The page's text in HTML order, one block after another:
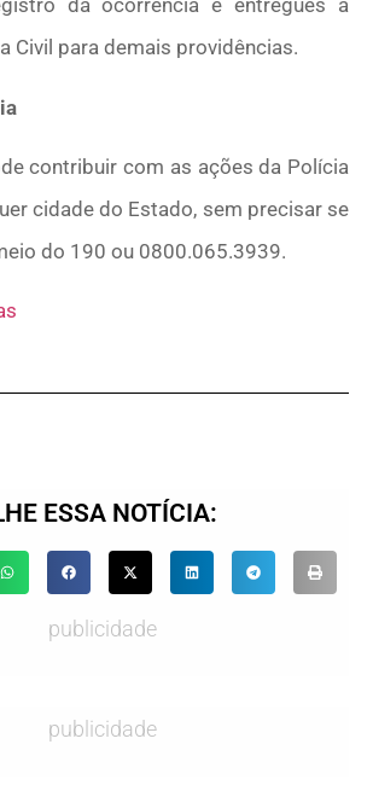
da ocorrência e entregues à
Civil para demais providências.
contribuir com as ações da Polícia
cidade do Estado, sem precisar se
do 190 ou 0800.065.3939.
ESSA NOTÍCIA:
publicidade
publicidade